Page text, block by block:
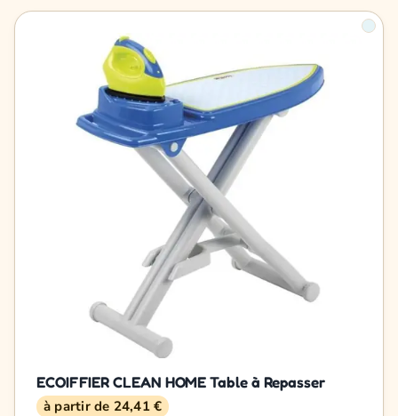
ECOIFFIER CLEAN HOME Table à Repasser
à partir de 24,41 €